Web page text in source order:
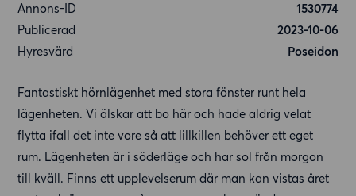
Annons-ID
1530774
Publicerad
2023-10-06
Hyresvärd
Poseidon
Fantastiskt hörnlägenhet med stora fönster runt hela
lägenheten. Vi älskar att bo här och hade aldrig velat
flytta ifall det inte vore så att lillkillen behöver ett eget
rum. Lägenheten är i söderläge och har sol från morgon
till kväll. Finns ett upplevelserum där man kan vistas året